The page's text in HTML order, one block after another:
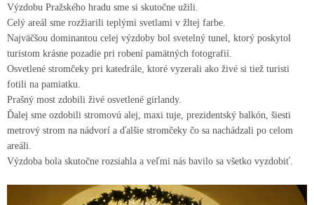
p
i
s
č
l
á
n
k
o
v
Výzdobu Pražského hradu sme si skutočne užili.
Celý areál sme rozžiarili teplými svetlami v žltej farbe.
Najväčšou dominantou celej výzdoby bol svetelný tunel, ktorý poskytol
turistom krásne pozadie pri robení pamätných fotografií.
Osvetlené stromčeky pri katedrále, ktoré vyzerali ako živé si tiež turisti
fotili na pamiatku.
Prašný most zdobili živé osvetlené girlandy.
Ďalej sme ozdobili stromovú alej, maxi tuje, prezidentský balkón, šiesti
metrový strom na nádvorí a ďalšie stromčeky čo sa nachádzali po celom
areáli.
Výzdoba bola skutočne rozsiahla a veľmi nás bavilo sa všetko vyzdobiť.